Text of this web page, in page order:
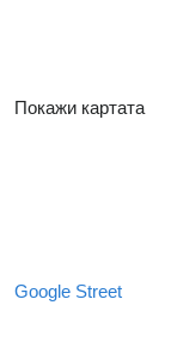
Покажи картата
Google Street